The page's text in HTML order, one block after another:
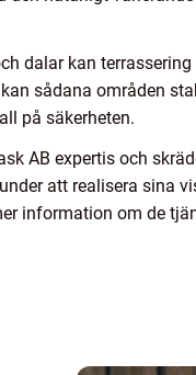
dalar kan
sådana områden
på säkerheten.
AB expertis och
att realisera sina
information om de